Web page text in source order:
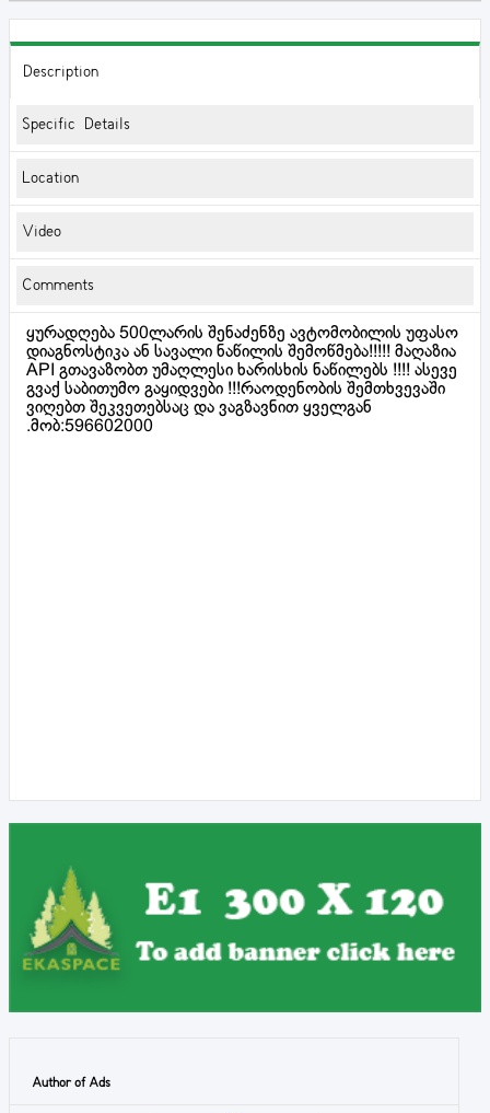
Description
Specific Details
Location
Video
Comments
ყურადღება 500ლარის შენაძენზე ავტომობილის უფასო
დიაგნოსტიკა ან სავალი ნაწილის შემოწმება!!!!! მაღაზია
API გთავაზობთ უმაღლესი ხარისხის ნაწილებს !!!! ასევე
გვაქ საბითუმო გაყიდვები !!!რაოდენობის შემთხვევაში
ვიღებთ შეკვეთებსაც და ვაგზავნით ყველგან
.მობ:596602000
Author of Ads